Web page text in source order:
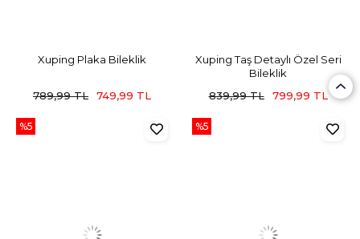
Xuping Plaka Bileklik
789,99 TL 749,99 TL
Xuping Taş Detaylı Özel Seri
Bileklik
839,99 TL
799,99 TL
%5 %5